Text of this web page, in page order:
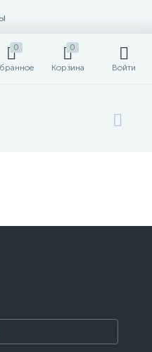
0 0
Корзина Войти